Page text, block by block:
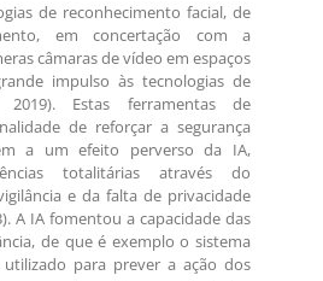
de reconhecimento facial, de
em concertação com a
câmaras de vídeo em espaços
impulso às tecnologias de
2019). Estas ferramentas de
de reforçar a segurança
a um efeito perverso da IA,
totalitárias através do
e da falta de privacidade
A IA fomentou a capacidade das
de que é exemplo o sistema
utilizado para prever a ação dos